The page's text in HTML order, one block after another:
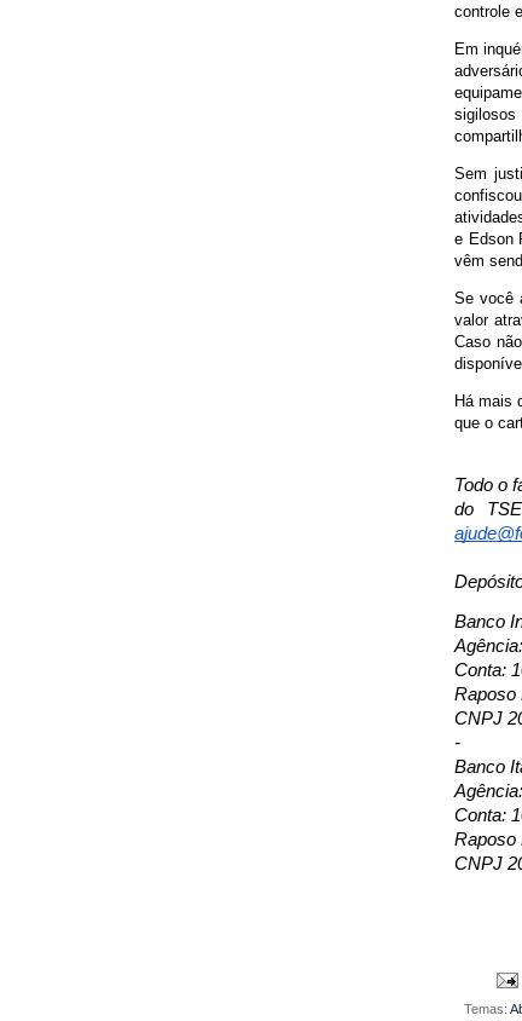
controle
Em
sigilosos
Sem
e Edson
vêm
Se você
valor
Caso
Há mais
que o
Todo o
do
Banco
Conta:
Raposo
CNPJ
-
Banco
Conta:
Raposo
CNPJ
Temas: